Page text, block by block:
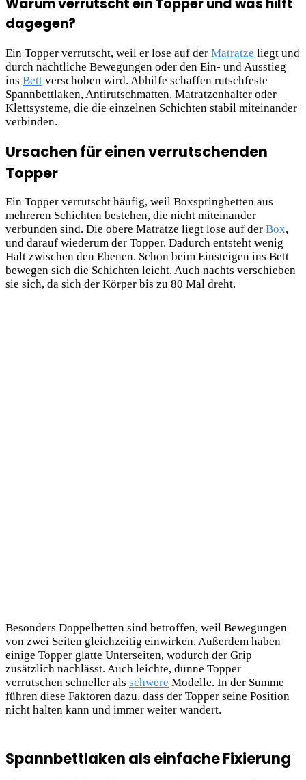
Warum verrutscht ein Topper und was hilft
dagegen?
Ein Topper verrutscht, weil er lose auf der Matratze liegt und
durch nächtliche Bewegungen oder den Ein- und Ausstieg
ins Bett verschoben wird. Abhilfe schaffen rutschfeste
Spannbettlaken, Antirutschmatten, Matratzenhalter oder
Klettsysteme, die die einzelnen Schichten stabil miteinander
verbinden.
Ursachen für einen verrutschenden
Topper
Ein Topper verrutscht häufig, weil Boxspringbetten aus
mehreren Schichten bestehen, die nicht miteinander
verbunden sind. Die obere Matratze liegt lose auf der Box,
und darauf wiederum der Topper. Dadurch entsteht wenig
Halt zwischen den Ebenen. Schon beim Einsteigen ins Bett
bewegen sich die Schichten leicht. Auch nachts verschieben
sie sich, da sich der Körper bis zu 80 Mal dreht.
Besonders Doppelbetten sind betroffen, weil Bewegungen
von zwei Seiten gleichzeitig einwirken. Außerdem haben
einige Topper glatte Unterseiten, wodurch der Grip
zusätzlich nachlässt. Auch leichte, dünne Topper
verrutschen schneller als schwere Modelle. In der Summe
führen diese Faktoren dazu, dass der Topper seine Position
nicht halten kann und immer weiter wandert.
Spannbettlaken als einfache Fixierung